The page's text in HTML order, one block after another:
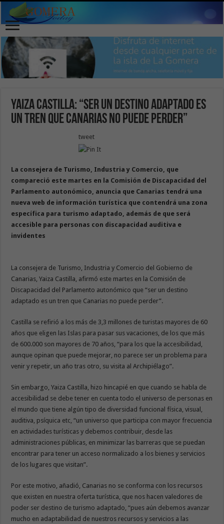
Yaiza Castilla: “Ser un destino adaptado es
un tren que Canarias no puede perder”
tweet
La consejera de Turismo, Industria y Comercio, que
compareció este martes en la Comisión de Discapacidad del
Parlamento autonómico, anuncia que Canarias tendrá una
nueva web de información turística que contendrá una zona
específica para turismo adaptado, además de que será
accesible para personas con discapacidad auditiva e
invidentes
La consejera de Turismo, Industria y Comercio del Gobierno de
Canarias, Yaiza Castilla, afirmó este martes en la Comisión de
Discapacidad del Parlamento autonómico que “ser un destino
adaptado es un tren que Canarias no puede perder”.
Castilla se refirió a los más de 3,3 millones de turistas mayores de 60
años que eligen las Islas para pasar sus vacaciones, de los que más
de 600.000 son mayores de 70 años, “para los que la accesibilidad,
aunque opinan que puede mejorar, no parece ser un problema para
venir y repetir, un año tras otro, su visita al Archipiélago”.
Sin embargo, Yaiza Castilla, hizo hincapié en que cuando se habla de
accesibilidad se debe tener en cuenta todo el universo de personas en
el mundo que tiene algún tipo de diversidad funcional física, visual,
auditiva, psíquica etc, “un universo que participa con mayor frecuencia
en actividades turísticas y debemos contribuir, desde las
administraciones públicas, en minimizar las barreras que se puedan
encontrar para tener un acceso normalizado a los bienes y servicios
de los lugares que visitan”.
Por este motivo, añadió, Canarias no se conforma con los recursos
que existen en nuestra oferta turística, que nos hacen valedores de
poder ser destino de turismo adaptado, “pues aún debemos avanzar
mucho en adaptabilidad de nuestros recursos y servicios a las